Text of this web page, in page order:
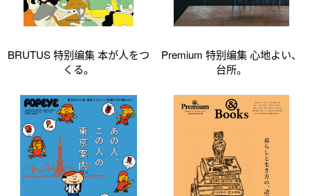
BRUTUS 特别编集 本が人をつ
くる。
Premium 特别编集 心地よい、
台所。